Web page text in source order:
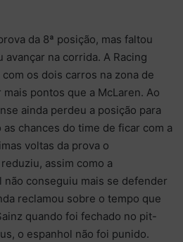
da 8ª posição, mas faltou
na corrida. A Racing
os dois carros na zona de
pontos que a McLaren. Ao
ainda perdeu a posição para
chances do time de ficar com a
voltas da prova o
assim como a
conseguiu mais se defender
reclamou sobre o tempo que
quando foi fechado no pit-
o espanhol não foi punido.